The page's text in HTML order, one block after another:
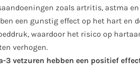
zoals artritis, astma en
een gunstig effect op het hart en
waardoor het risico op
verhogen.
3 vetzuren hebben een positief